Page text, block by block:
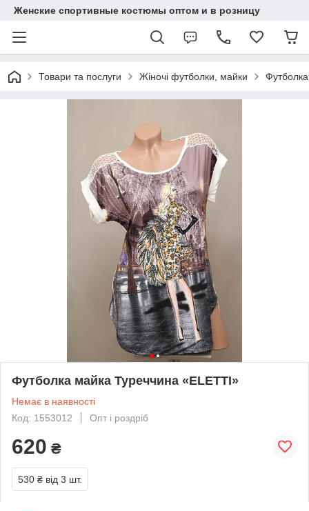
Женские спортивные костюмы оптом и в розницу
Товари та послуги Жіночі футболки, майки
Футболка майка Туреччина «ELETTI»
Немає в наявності
Код: 1553012
Опт і роздріб
620 ₴
530 ₴ від 3 шт.